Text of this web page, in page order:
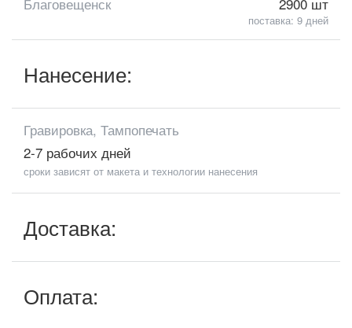
поставка: 9 дней
Нанесение:
Гравировка, Тампопечать
2-7 рабочих дней
сроки зависят от макета и технологии нанесения
Доставка:
Оплата: